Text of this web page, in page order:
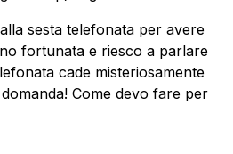
sesta telefonata per avere
fortunata e riesco a parlare
cade misteriosamente
Come devo fare per